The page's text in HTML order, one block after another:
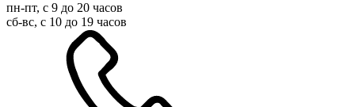
пн-пт, с 9 до 20 часов
сб-вс, с 10 до 19 часов